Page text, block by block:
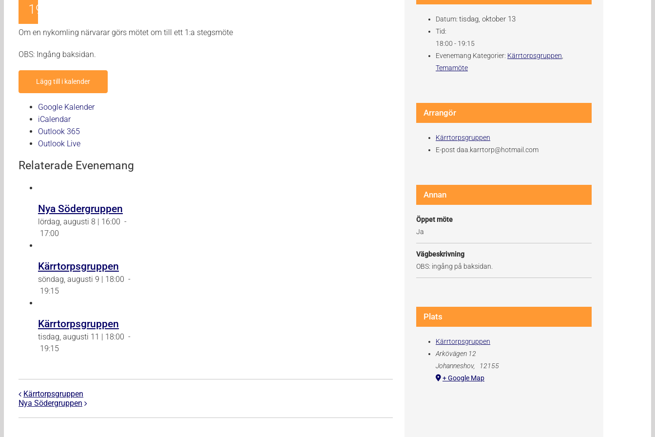
19:15
Om en nykomling närvarar görs mötet om till ett 1:a stegsmöte
OBS: Ingång baksidan.
Lägg till i kalender
Google Kalender
iCalendar
Outlook 365
Outlook Live
Relaterade Evenemang
Nya Södergruppen
lördag, augusti 8 | 16:00 -
17:00
Kärrtorpsgruppen
söndag, augusti 9 | 18:00 -
19:15
Kärrtorpsgruppen
tisdag, augusti 11 | 18:00 -
19:15
Kärrtorpsgruppen
Nya Södergruppen
Datum: tisdag, oktober 13
Tid:
18:00 - 19:15
Evenemang Kategorier: Kärrtorpsgruppen
Temamöte
Arrangör
Kärrtorpsgruppen
E-post daa.karrtorp@hotmail.com
Annan
Öppet möte
Ja
Vägbeskrivning
OBS: ingång på baksidan.
Plats
Kärrtorpsgruppen
Arkövägen 12
Johanneshov,
12155
+ Google Map